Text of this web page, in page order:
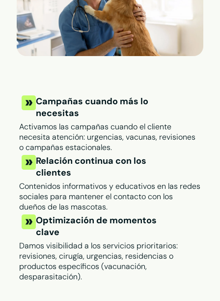
Campañas cuando más lo
necesitas
Activamos las campañas cuando el cliente
necesita atención: urgencias, vacunas, revisiones
o campañas estacionales.
Relación continua con los
clientes
Contenidos informativos y educativos en las redes
sociales para mantener el contacto con los
dueños de las mascotas.
Optimización de momentos
clave
Damos visibilidad a los servicios prioritarios:
revisiones, cirugía, urgencias, residencias o
productos específicos (vacunación,
desparasitación).